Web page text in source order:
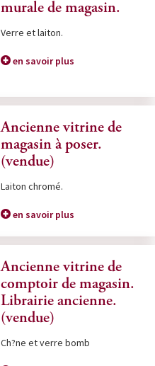
murale de magasin.
Verre et laiton.
en savoir plus
Ancienne vitrine de
magasin à poser.
(vendue)
Laiton chromé.
en savoir plus
Ancienne vitrine de
comptoir de magasin.
Librairie ancienne.
(vendue)
Ch?ne et verre bomb